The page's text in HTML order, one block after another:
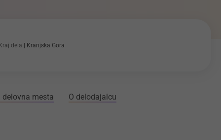
dela Kranjska Gora
delovna mesta O delodajalcu